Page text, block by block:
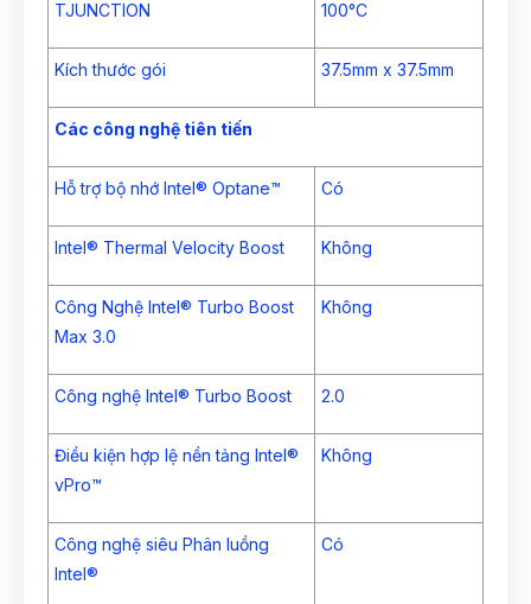
TJUNCTION 100°C
Kích thước gói 37.5mm x 37.5mm
Các công nghệ tiên tiến
Hỗ trợ bộ nhớ Intel® Optane™ Có
Intel® Thermal Velocity Boost Không
Công Nghệ Intel® Turbo Boost
Max 3.0
Không
Công nghệ Intel® Turbo Boost 2.0
Điều kiện hợp lệ nền tảng Intel®
vPro™
Không
Công nghệ siêu Phân luồng
Intel®
Có